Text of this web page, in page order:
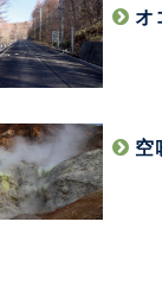
オ
空